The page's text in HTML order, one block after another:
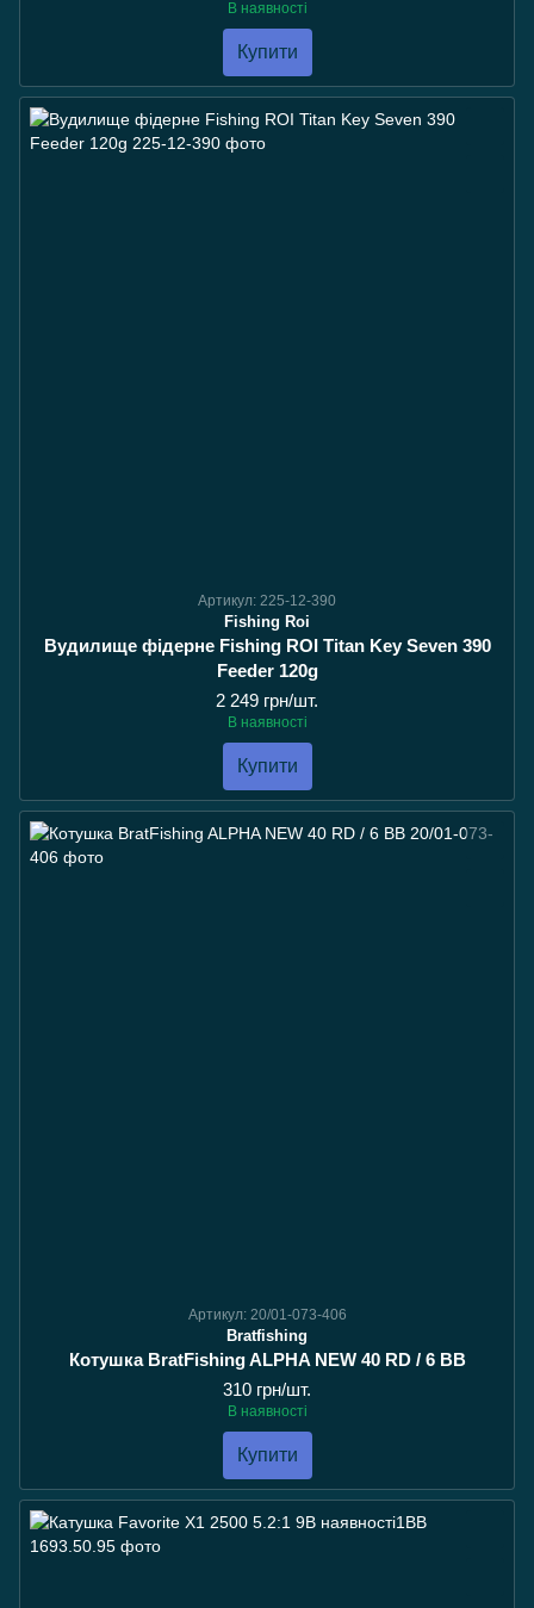
В наявності
Купити
Артикул: 225-12-390
Fishing Roi
Вудилище фідерне Fishing ROI Titan Key Seven 390
Feeder 120g
2 249 грн/шт.
В наявності
Купити
Артикул: 20/01-073-406
Bratfishing
Котушка BratFishing ALPHA NEW 40 RD / 6 BB
310 грн/шт.
В наявності
Купити